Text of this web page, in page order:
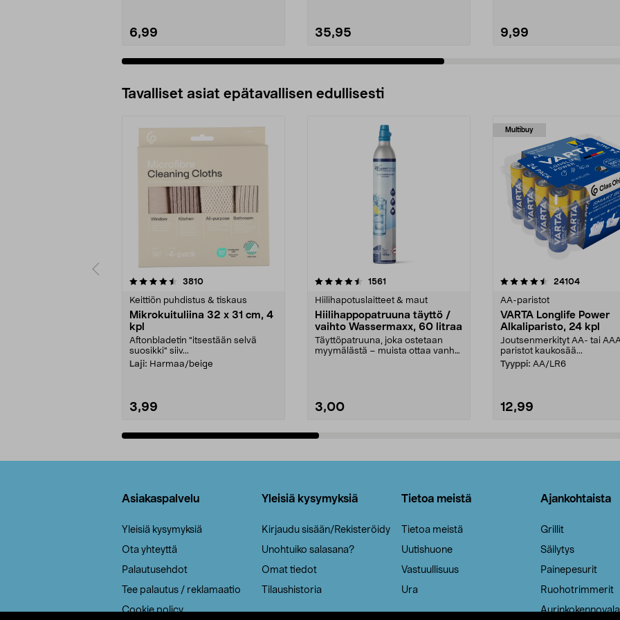
6,99 35,95 9,99
Tavalliset asiat epätavallisen edullisesti
3810arvostelut
Keittiön puhdistus & tiskaus
Mikrokuituliina 32 x 31 cm, 4
kpl
Aftonbladetin "itsestään selvä
suosikki" siiv...
Laji: Harmaa/beige
3,99
4.5viidestä
1561
Hiilihapotuslaitteet & maut
Hiilihappopatruuna täyttö /
vaihto Wassermaxx, 60 litraa
Täyttöpatruuna, joka ostetaan
myymälästä – muista ottaa vanha
3,00
Multibuy
4.5viidestä
24104arvostelut
AA-paristot
VARTA Longlife Power
Alkaliparisto, 24 kpl
Joutsenmerkityt AA- tai
paristot kaukosää...
Tyyppi: AA/LR6
12,99
4.5viidestä
Asiakaspalvelu
Yleisiä kysymyksiä
Ota yhteyttä
Palautusehdot
Tee palautus / reklamaatio
Cookie policy
Yleisiä kysymyksiä
Kirjaudu sisään/Rekisteröidy
Unohtuiko salasana?
Omat tiedot
Tilaushistoria
Tietoa meistä
Tietoa meistä
Uutishuone
Vastuullisuus
Ura
Ajankohtaista
Grillit
Säilytys
Painepesurit
Ruohotrimmerit